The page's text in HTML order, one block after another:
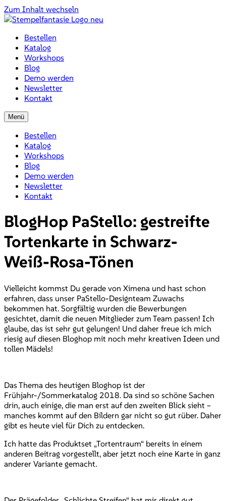
Zum Inhalt wechseln
Bestellen
Katalog
Workshops
Blog
Demo werden
Newsletter
Kontakt
Menü
Bestellen
Katalog
Workshops
Blog
Demo werden
Newsletter
Kontakt
BlogHop PaStello: gestreifte
Tortenkarte in Schwarz-
Weiß-Rosa-Tönen
Vielleicht kommst Du gerade von Ximena und hast schon
erfahren, dass unser PaStello-Designteam Zuwachs
bekommen hat. Sorgfältig wurden die Bewerbungen
gesichtet, damit die neuen Mitglieder zum Team passen! Ich
glaube, das ist sehr gut gelungen! Und daher freue ich mich
riesig auf diesen Bloghop mit noch mehr kreativen Ideen und
tollen Mädels!
Das Thema des heutigen Bloghop ist der
Frühjahr-/Sommerkatalog 2018. Da sind so schöne Sachen
drin, auch einige, die man erst auf den zweiten Blick sieht –
manches kommt auf den Bildern gar nicht so gut rüber. Daher
gibt es heute viel für Dich zu entdecken.
Ich hatte das Produktset „Tortentraum“ bereits in einem
anderen Beitrag vorgestellt, aber jetzt noch eine Karte in ganz
anderer Variante gemacht.